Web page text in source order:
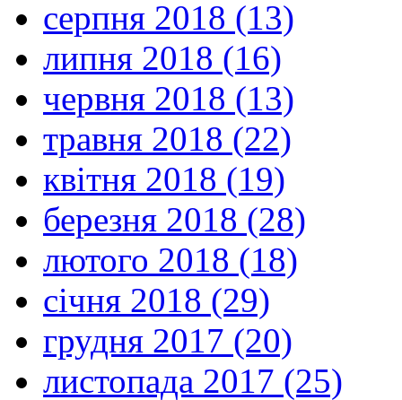
серпня 2018 (13)
липня 2018 (16)
червня 2018 (13)
травня 2018 (22)
квітня 2018 (19)
березня 2018 (28)
лютого 2018 (18)
січня 2018 (29)
грудня 2017 (20)
листопада 2017 (25)